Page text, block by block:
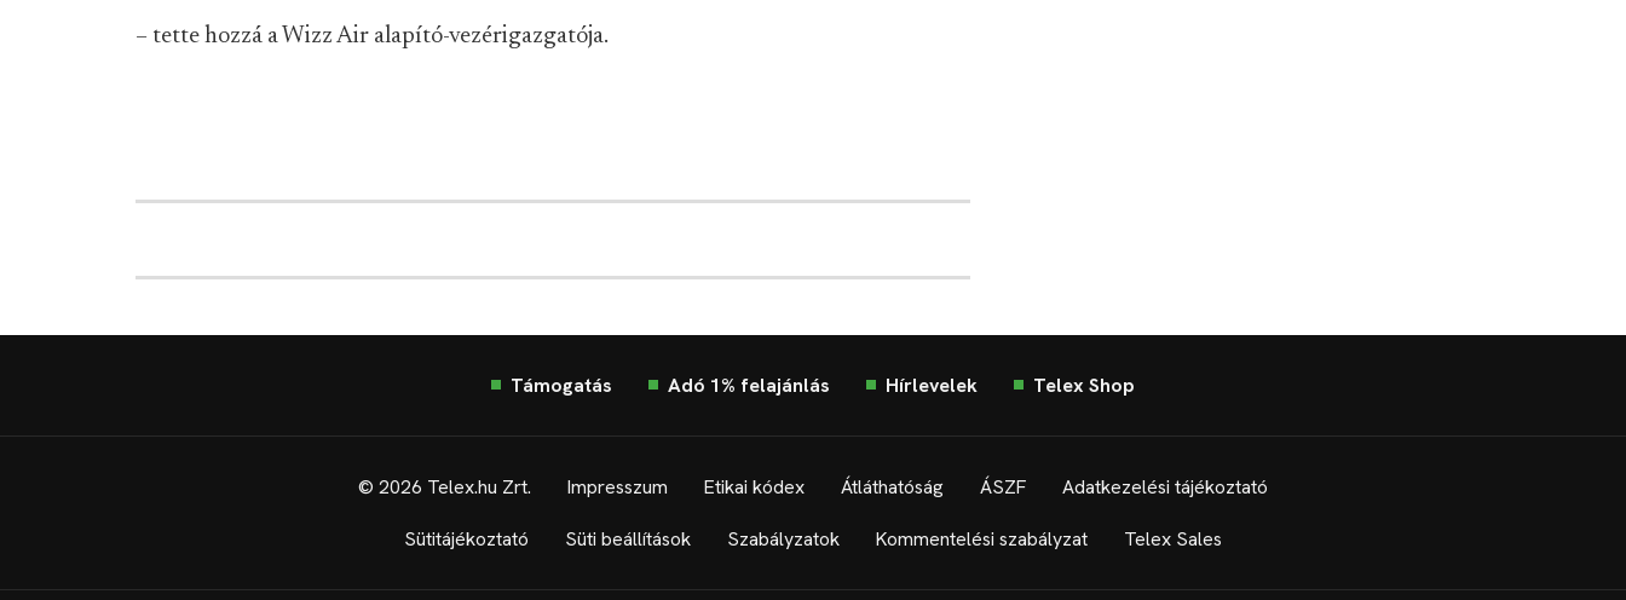
– tette hozzá a Wizz Air alapító-vezérigazgatója.
Támogatás Adó 1% felajánlás Hírlevelek Telex Shop
© 2026 Telex.hu Zrt. Impresszum Etikai kódex Átláthatóság ÁSZF Adatkezelési tájékoztató
Sütitájékoztató Süti beállítások Szabályzatok Kommentelési szabályzat Telex Sales